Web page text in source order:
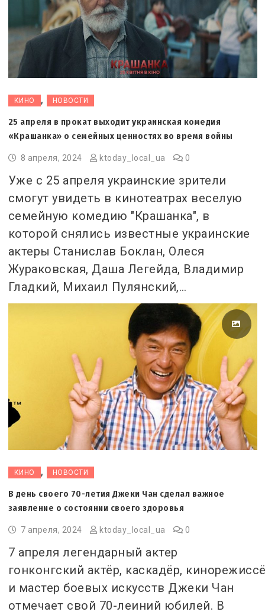
КИНО , НОВОСТИ
25 апреля в прокат выходит украинская комедия
«Крашанка» о семейных ценностях во время войны
8 апреля, 2024 ktoday_local_ua 0
Уже с 25 апреля украинские зрители
смогут увидеть в кинотеатрах веселую
семейную комедию "Крашанка", в
которой снялись известные украинские
актеры Станислав Боклан, Олеся
Жураковская, Даша Легейда, Владимир
Гладкий, Михаил Пулянский,…
КИНО , НОВОСТИ
В день своего 70-летия Джеки Чан сделал важное
заявление о состоянии своего здоровья
7 апреля, 2024 ktoday_local_ua 0
7 апреля легендарный актер
гонконгский актёр, каскадёр,
и мастер боевых искусств Джеки Чан
отмечает свой 70-леиний юбилей. В